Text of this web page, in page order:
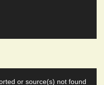
or source(s) not found